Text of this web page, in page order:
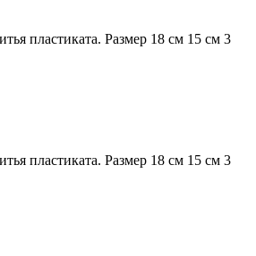
пластиката. Размер 18 см 15 см 3
пластиката. Размер 18 см 15 см 3